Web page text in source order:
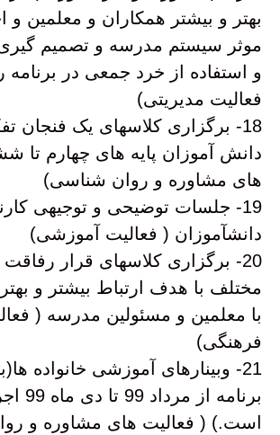
بهتر و بیشتر همکاران و معلمین و
موثر سیستم مدرسه و تصمیم
و استفاده از خرد جمعی در برنامه
فعالیت مدیریتی)
18- برگزاری کلاسهای یک فنجان
دانش آموزان پایه های چهارم تا
های مشاوره و روان شناسی)
19- جلسات توضیحی و توجیهی
دانشآموزان ( فعالیت آموزشی)
20- برگزاری کلاسهای قرار رفاقت
مختلف با هدف ارتباط بیشتر و
با معلمین و مسئولین مدرسه (
فرهنگی)
برنامه
است.) ( فعالیت های مشاوره و